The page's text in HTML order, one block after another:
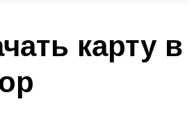
карту в